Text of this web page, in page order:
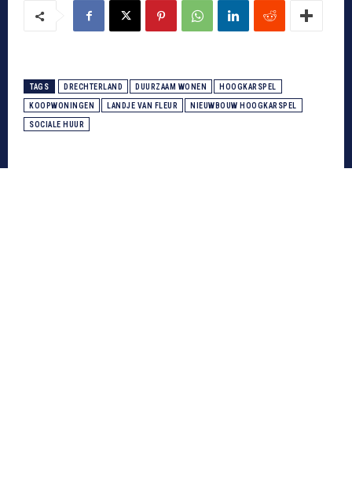
TAGS DRECHTERLAND DUURZAAM WONEN HOOGKARSPEL
KOOPWONINGEN LANDJE VAN FLEUR NIEUWBOUW HOOGKARSPEL
SOCIALE HUUR